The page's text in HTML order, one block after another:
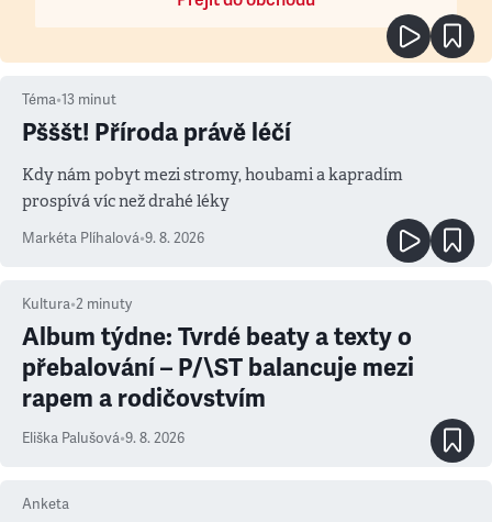
Téma•13 minut
Pšššt! Příroda právě léčí
Kdy nám pobyt mezi stromy, houbami a kapradím
prospívá víc než drahé léky
Markéta Plíhalová•9. 8. 2026
Kultura•2 minuty
Album týdne: Tvrdé beaty a texty o
přebalování – P/\ST balancuje mezi
rapem a rodičovstvím
Eliška Palušová•9. 8. 2026
Anketa